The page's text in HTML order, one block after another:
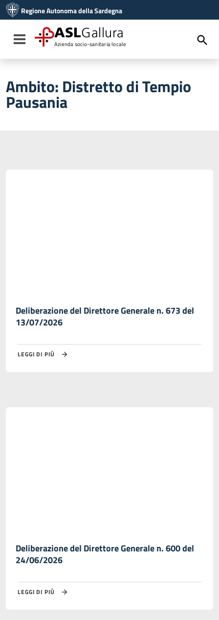
Vai al menu di navigazione
Vai al footer
Regione Autonoma della Sardegna
Toggle navigation
ASLGallura
Azienda socio-sanitaria locale
Ambito: Distretto di Tempio
Pausania
Deliberazione del Direttore Generale n. 673 del
13/07/2026
LEGGI DI PIÙ
Deliberazione del Direttore Generale n. 600 del
24/06/2026
LEGGI DI PIÙ